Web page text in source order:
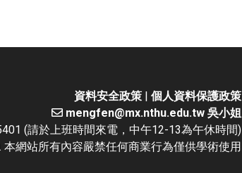
資料安全政策 | 個人資料保護政策
mengfen@mx.nthu.edu.tw 吳小姐
(請於上班時間來電，中午12-13為午休時間)
本網站所有內容嚴禁任何商業行為僅供學術使用